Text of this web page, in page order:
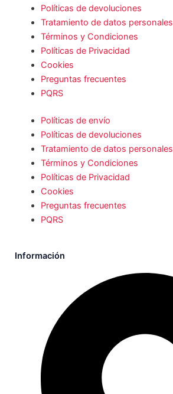
Políticas de devoluciones
Tratamiento de datos personales
Términos y Condiciones
Políticas de Privacidad
Cookies
Preguntas frecuentes
PQRS
Políticas de envío
Políticas de devoluciones
Tratamiento de datos personales
Términos y Condiciones
Políticas de Privacidad
Cookies
Preguntas frecuentes
PQRS
Información